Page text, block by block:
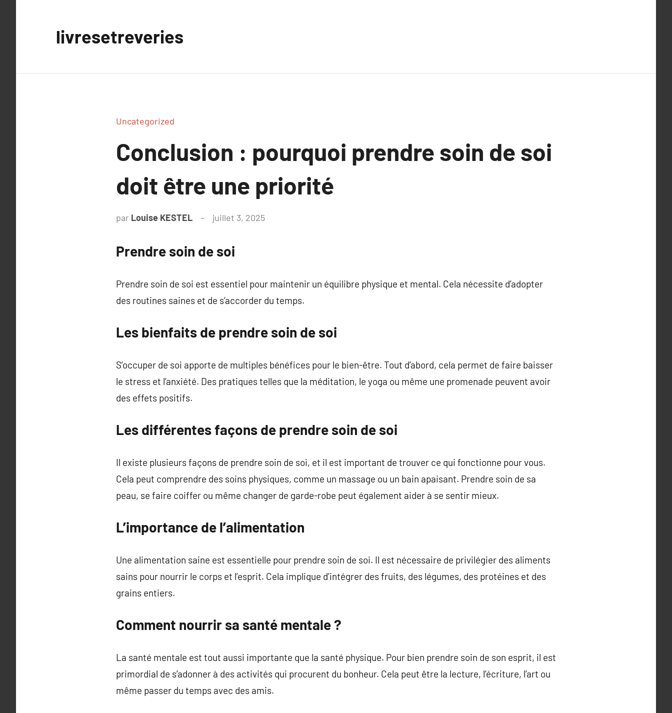
livresetreveries
Uncategorized
Conclusion : pourquoi prendre soin de soi
doit être une priorité
par Louise KESTEL juillet 3, 2025
Prendre soin de soi
Prendre soin de soi est essentiel pour maintenir un équilibre physique et mental. Cela nécessite d’adopter
des routines saines et de s’accorder du temps.
Les bienfaits de prendre soin de soi
S’occuper de soi apporte de multiples bénéfices pour le bien-être. Tout d’abord, cela permet de faire baisser
le stress et l’anxiété. Des pratiques telles que la méditation, le yoga ou même une promenade peuvent avoir
des effets positifs.
Les différentes façons de prendre soin de soi
Il existe plusieurs façons de prendre soin de soi, et il est important de trouver ce qui fonctionne pour vous.
Cela peut comprendre des soins physiques, comme un massage ou un bain apaisant. Prendre soin de sa
peau, se faire coiffer ou même changer de garde-robe peut également aider à se sentir mieux.
L’importance de l’alimentation
Une alimentation saine est essentielle pour prendre soin de soi. Il est nécessaire de privilégier des aliments
sains pour nourrir le corps et l’esprit. Cela implique d’intégrer des fruits, des légumes, des protéines et des
grains entiers.
Comment nourrir sa santé mentale ?
La santé mentale est tout aussi importante que la santé physique. Pour bien prendre soin de son esprit, il est
primordial de s’adonner à des activités qui procurent du bonheur. Cela peut être la lecture, l’écriture, l’art ou
même passer du temps avec des amis.